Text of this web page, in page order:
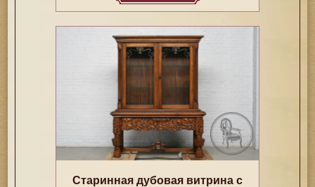
Старинная дубовая витрина с